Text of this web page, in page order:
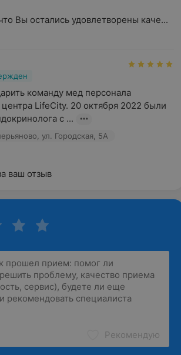
Вы остались удовлетворены каче...
команду мед персонала
LifeCity. 20 октября 2022 были
с ...
ул. Городская, 5А
ваш отзыв
Рекомендую